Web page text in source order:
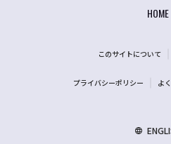
HOME
このサイトについて
プライバシーポリシー よ